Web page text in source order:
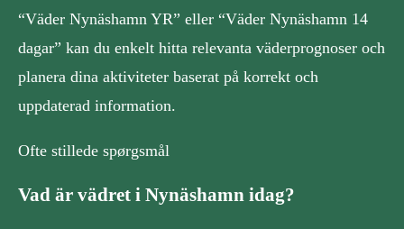
“Väder Nynäshamn YR” eller “Väder Nynäshamn 14
dagar” kan du enkelt hitta relevanta väderprognoser och
planera dina aktiviteter baserat på korrekt och
uppdaterad information.
Ofte stillede spørgsmål
Vad är vädret i Nynäshamn idag?